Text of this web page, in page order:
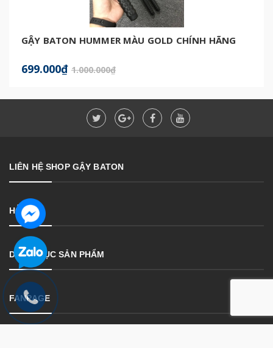
GẬY BATON HUMMER MÀU GOLD CHÍNH HÃNG
699.000₫ 1.000.000₫
LIÊN HỆ SHOP GẬY BATON
HỖ TRỢ
DANH MỤC SẢN PHẨM
FANPAGE